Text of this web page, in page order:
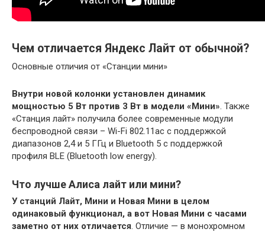
Чем отличается Яндекс Лайт от обычной?
Основные отличия от «Станции мини»
Внутри новой колонки установлен динамик
мощностью 5 Вт против 3 Вт в модели «Мини». Также
«Станция лайт» получила более современные модули
беспроводной связи – Wi-Fi 802.11ac с поддержкой
диапазонов 2,4 и 5 ГГц и Bluetooth 5 с поддержкой
профиля BLE (Bluetooth low energy).
Что лучше Алиса лайт или мини?
У станций Лайт, Мини и Новая Мини в целом
одинаковый функционал, а вот Новая Мини с часами
заметно от них отличается. Отличие — в монохромном